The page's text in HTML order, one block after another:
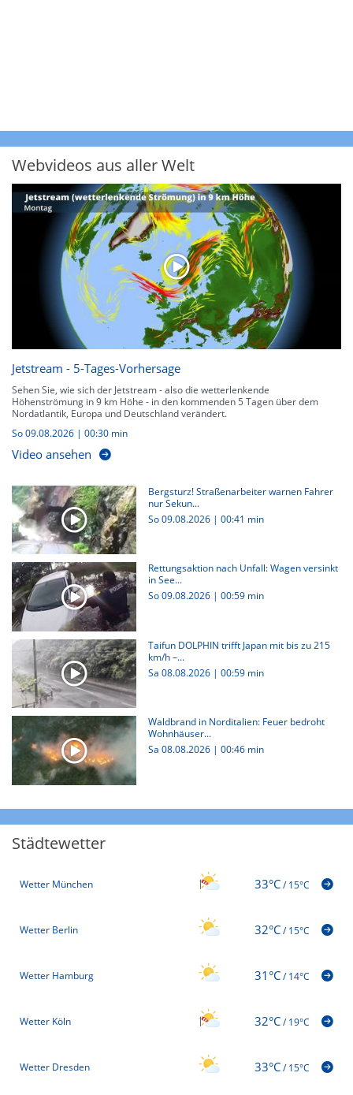
Webvideos aus aller Welt
Jetstream - 5-Tages-Vorhersage
Sehen Sie, wie sich der Jetstream - also die wetterlenkende
Höhenströmung in 9 km Höhe - in den kommenden 5 Tagen über dem
Nordatlantik, Europa und Deutschland verändert.
So 09.08.2026 | 00:30 min
Video ansehen
Bergsturz! Straßenarbeiter warnen Fahrer
nur Sekun...
So 09.08.2026 |00:41 min
Rettungsaktion nach Unfall: Wagen versinkt
in See...
So 09.08.2026 |00:59 min
Taifun DOLPHIN trifft Japan mit bis zu 215
km/h –...
Sa 08.08.2026 |00:59 min
Waldbrand in Norditalien: Feuer bedroht
Wohnhäuser...
Sa 08.08.2026 |00:46 min
Städtewetter
Wetter München 33°C/15°C
Wetter Berlin 32°C/15°C
Wetter Hamburg 31°C/14°C
Wetter Köln 32°C/19°C
Wetter Dresden 33°C/15°C